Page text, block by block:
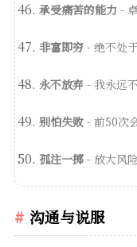
承受痛苦的能力 -
非富即穷- 绝不处
永不放弃 - 我永远
别怕失败- 前50次
孤注一掷- 放大风
沟通与说服